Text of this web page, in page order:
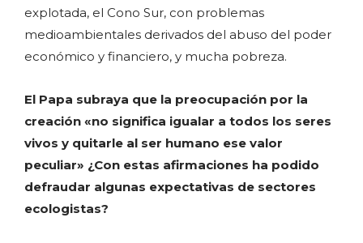
explotada, el Cono Sur, con problemas
medioambientales derivados del abuso del poder
económico y financiero, y mucha pobreza.
El Papa subraya que la preocupación por la
creación «no significa igualar a todos los seres
vivos y quitarle al ser humano ese valor
peculiar» ¿Con estas afirmaciones ha podido
defraudar algunas expectativas de sectores
ecologistas?